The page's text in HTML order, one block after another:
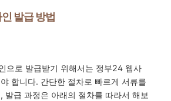
발급 방법
으로 발급받기 위해서는 정부24 웹사
합니다. 간단한 절차로 빠르게 서류를
발급 과정은 아래의 절차를 따라서 해보